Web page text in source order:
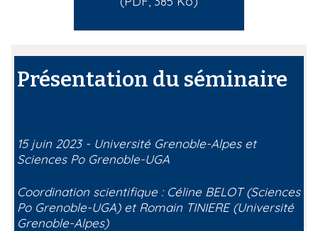
Présentation du séminaire
15 juin 2023 - Université Grenoble-Alpes et
Sciences Po Grenoble-UGA
Coordination scientifique : Céline BELOT (Sciences
Po Grenoble-UGA) et Romain TINIERE (Université
Grenoble-Alpes)